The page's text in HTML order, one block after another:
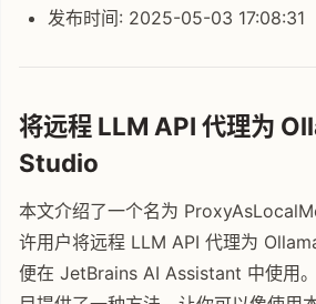
发布时间: 2025-05-03 17:08:31
将远程 LLM API 代理为
Studio
本文介绍了一个名为
许用户将远程 LLM API 代理为
便在 JetBrains AI Assistant 中使用